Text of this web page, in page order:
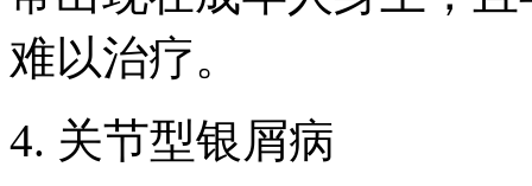
难以治疗。
4. 关节型银屑病